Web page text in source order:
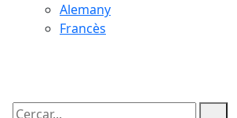
Alemany
Francès